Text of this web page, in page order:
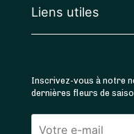
Liens utiles
Inscrivez-vous à notre
dernières fleurs de